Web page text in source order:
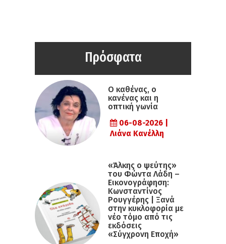
Πρόσφατα
Ο καθένας, ο
κανένας και η
οπτική γωνία
06-08-2026 |
Λιάνα Κανέλλη
«Άλκης ο ψεύτης»
του Φώντα Λάδη –
Εικονογράφηση:
Κωνσταντίνος
Ρουγγέρης | Ξανά
στην κυκλοφορία με
νέο τόμο από τις
εκδόσεις
«Σύγχρονη Εποχή»